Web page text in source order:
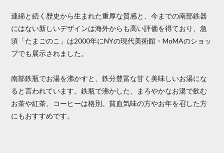
連綿と続く歴史から生まれた重厚な質感と、今までの南部鉄器
にはない新しいデザインは海外からも高い評価を得ており、急
須「たまごのこ」は2000年にNYの現代美術館・MoMAのショッ
プでも展示されました。
南部鉄瓶でお湯を沸かすと、鉄分豊富な甘く美味しいお湯にな
ると言われています。鉄瓶で沸かした、まろやかなお湯で飲む
お茶や紅茶、コーヒーは格別。貧血気味の方やお年を召した方
にもおすすめです。